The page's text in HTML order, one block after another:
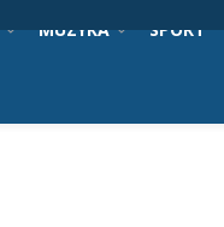
MUZYKA SPORT